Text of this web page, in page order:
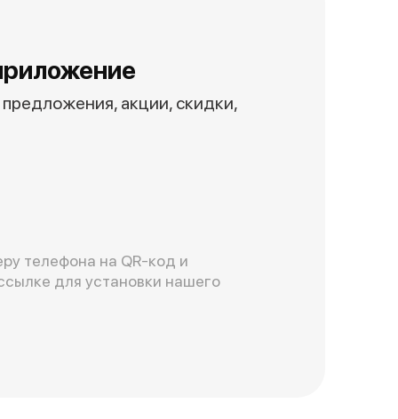
акции, скидки,
телефона на QR-код и
для установки нашего